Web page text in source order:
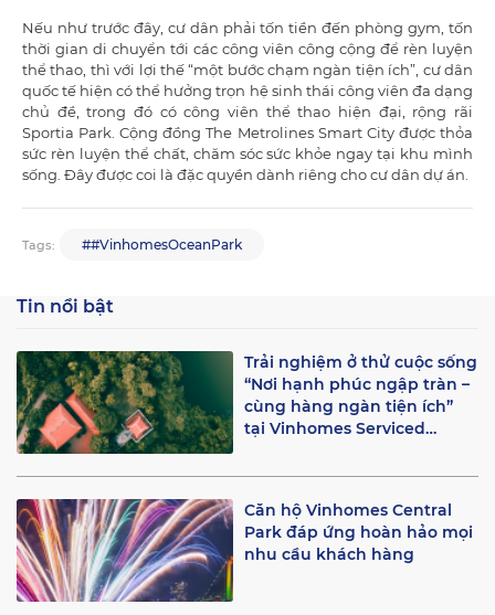
Nếu như trước đây, cư dân phải tốn tiền đến phòng gym, tốn
thời gian di chuyển tới các công viên công cộng để rèn luyện
thể thao, thì với lợi thế “một bước chạm ngàn tiện ích”, cư dân
quốc tế hiện có thể hưởng trọn hệ sinh thái công viên đa dạng
chủ đề, trong đó có công viên thể thao hiện đại, rộng rãi
Sportia Park. Cộng đồng The Metrolines Smart City được thỏa
sức rèn luyện thể chất, chăm sóc sức khỏe ngay tại khu mình
sống. Đây được coi là đặc quyền dành riêng cho cư dân dự án.
Tags: ##VinhomesOceanPark
Tin nổi bật
Trải nghiệm ở thử cuộc sống
“Nơi hạnh phúc ngập tràn –
cùng hàng ngàn tiện ích”
tại Vinhomes Serviced
Căn hộ Vinhomes Central
Park đáp ứng hoàn hảo mọi
nhu cầu khách hàng